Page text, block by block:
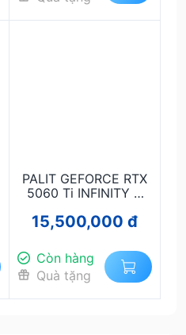
PALIT GEFORCE RTX
5060 Ti INFINITY 3
15,500,000 đ
Còn hàng
Quà tặng